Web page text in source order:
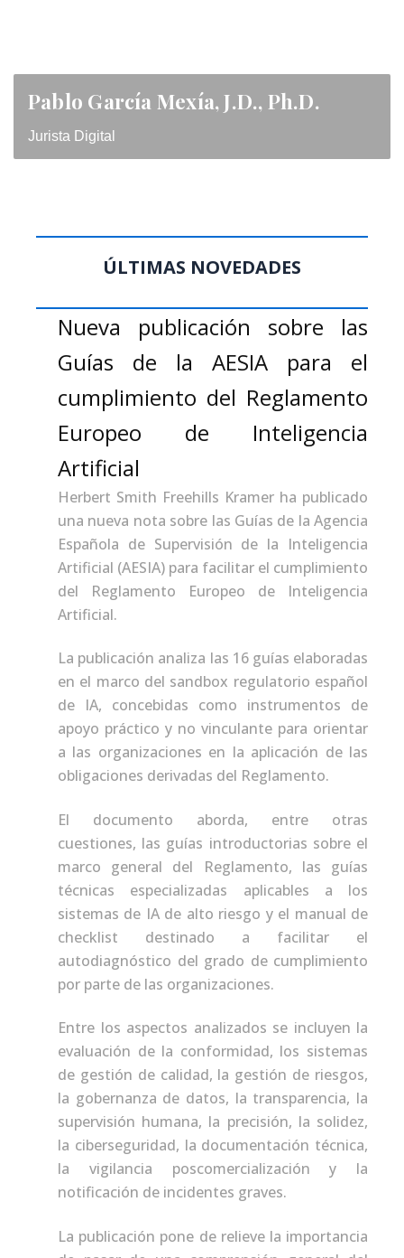
Pablo García Mexía, J.D., Ph.D.
Jurista Digital
ÚLTIMAS NOVEDADES
Nueva publicación sobre las
Guías de la AESIA para el
cumplimiento del Reglamento
Europeo de Inteligencia
Artificial
Herbert Smith Freehills Kramer ha publicado
una nueva nota sobre las Guías de la Agencia
Española de Supervisión de la Inteligencia
Artificial (AESIA) para facilitar el cumplimiento
del Reglamento Europeo de Inteligencia
Artificial.
La publicación analiza las 16 guías elaboradas
en el marco del sandbox regulatorio español
de IA, concebidas como instrumentos de
apoyo práctico y no vinculante para orientar
a las organizaciones en la aplicación de las
obligaciones derivadas del Reglamento.
El documento aborda, entre otras
cuestiones, las guías introductorias sobre el
marco general del Reglamento, las guías
técnicas especializadas aplicables a los
sistemas de IA de alto riesgo y el manual de
checklist destinado a facilitar el
autodiagnóstico del grado de cumplimiento
por parte de las organizaciones.
Entre los aspectos analizados se incluyen la
evaluación de la conformidad, los sistemas
de gestión de calidad, la gestión de riesgos,
la gobernanza de datos, la transparencia, la
supervisión humana, la precisión, la solidez,
la ciberseguridad, la documentación técnica,
la vigilancia poscomercialización y la
notificación de incidentes graves.
La publicación pone de relieve la importancia